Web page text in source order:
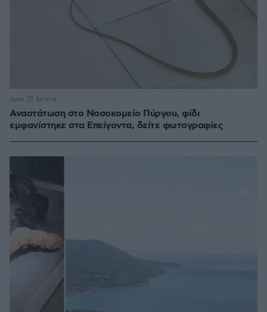
Αναστάτωση στο Νοσοκομείο Πύργου, φίδι
εμφανίστηκε στα Επείγοντα, δείτε φωτογραφίες
πριν 31 λεπτά